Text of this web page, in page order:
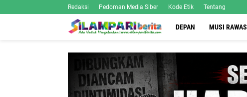
Redaksi Pedoman Media Siber Kode Etik Tentang
DEPAN MUSI RAWAS